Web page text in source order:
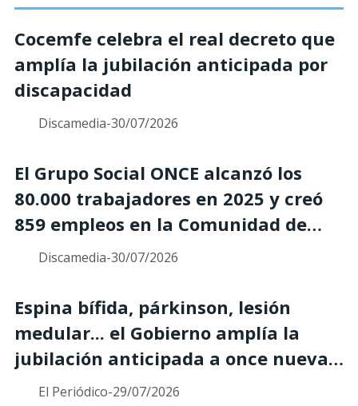
Cocemfe celebra el real decreto que
amplía la jubilación anticipada por
discapacidad
Discamedia-30/07/2026
El Grupo Social ONCE alcanzó los
80.000 trabajadores en 2025 y creó
859 empleos en la Comunidad de
Madrid
Discamedia-30/07/2026
Espina bífida, párkinson, lesión
medular... el Gobierno amplía la
jubilación anticipada a once nuevas
enfermedades
El Periódico-29/07/2026